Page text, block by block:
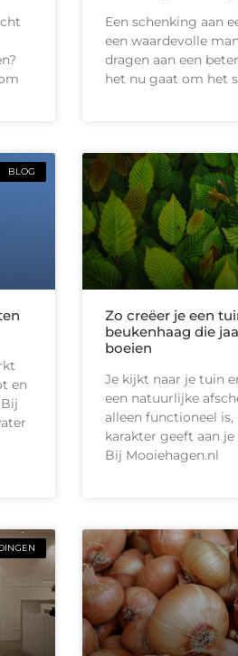
Een schenking aan
een waardevolle
dragen aan een
het nu gaat om het
BLOG
en
Zo creëer je een
beukenhaag die
boeien
Je kijkt naar je tuin
een natuurlijke
alleen functioneel
karakter geeft aan
Bij Mooiehagen.nl